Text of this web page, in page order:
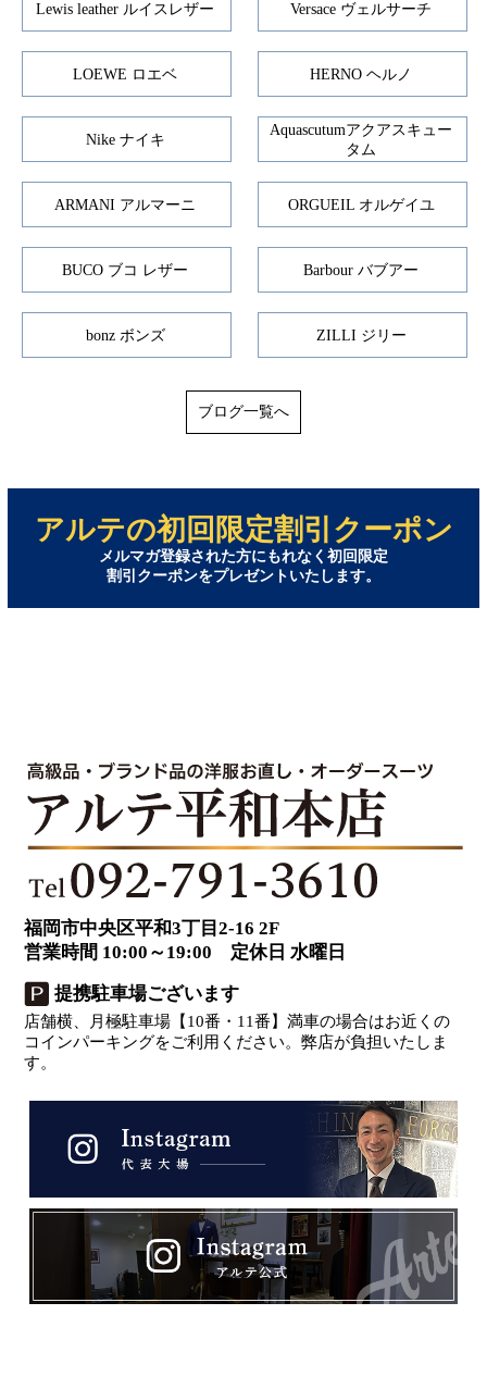
Lewis leather ルイスレザー Versace ヴェルサーチ
LOEWE ロエベ HERNO ヘルノ
Nike ナイキ
Aquascutumアクアスキュー
タム
ARMANI アルマーニ ORGUEIL オルゲイユ
BUCO ブコ レザー Barbour バブアー
bonz ボンズ ZILLI ジリー
ブログ一覧へ
アルテの初回限定割引クーポン
メルマガ登録された方にもれなく初回限定
割引クーポンをプレゼントいたします。
福岡市中央区平和3丁目2-16 2F
営業時間 10:00～19:00 定休日 水曜日
提携駐車場ございます
店舗横、月極駐車場【10番・11番】満車の場合はお近くの
コインパーキングをご利用ください。弊店が負担いたしま
す。